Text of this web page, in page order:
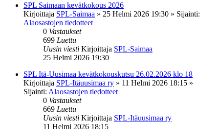
SPL Saimaan kevätkokous 2026
Kirjoittaja SPL-Saimaa » 25 Helmi 2026 19:30 » Sijainti:
Alaosastojen tiedotteet
0 Vastaukset
699 Luettu
Uusin viesti Kirjoittaja SPL-Saimaa
25 Helmi 2026 19:30
SPL Itä-Uusimaa kevätkokouskutsu 26.02.2026 klo 18
Kirjoittaja SPL-Itäuusimaa ry » 11 Helmi 2026 18:15 »
Sijainti: Alaosastojen tiedotteet
0 Vastaukset
669 Luettu
Uusin viesti Kirjoittaja SPL-Itäuusimaa ry
11 Helmi 2026 18:15